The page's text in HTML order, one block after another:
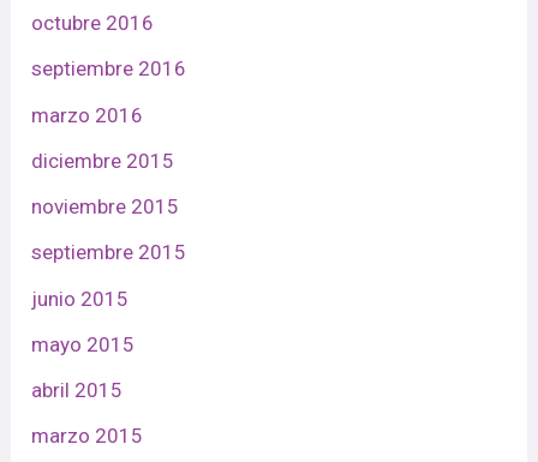
octubre 2016
septiembre 2016
marzo 2016
diciembre 2015
noviembre 2015
septiembre 2015
junio 2015
mayo 2015
abril 2015
marzo 2015